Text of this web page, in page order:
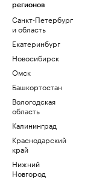
регионов
Санкт-Петербург
и область
Екатеринбург
Новосибирск
Омск
Башкортостан
Вологодская
область
Калининград
Краснодарский
край
Нижний
Новгород